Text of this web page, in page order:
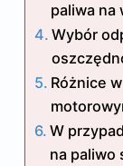
paliwa na
Wybór
Różnice
W
na paliwo